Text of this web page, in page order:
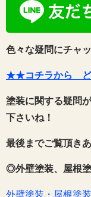
色々な疑問にチャ
★★コチラから
塗装に関する疑問
下さいね！
最後までご覧頂き
◎外壁塗装、屋根
外壁塗装・屋根塗